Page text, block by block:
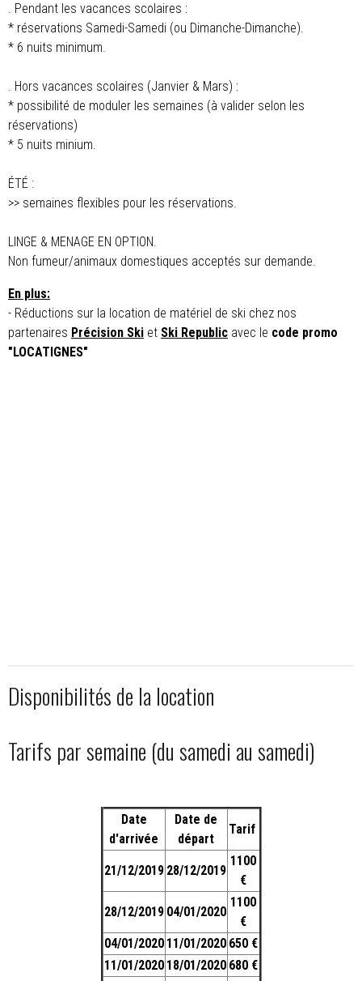
. Pendant les vacances scolaires :
* réservations Samedi-Samedi (ou Dimanche-Dimanche).
* 6 nuits minimum.
. Hors vacances scolaires (Janvier & Mars) :
* possibilité de moduler les semaines (à valider selon les
réservations)
* 5 nuits minium.
ÉTÉ :
>> semaines flexibles pour les réservations.
LINGE & MENAGE EN OPTION.
Non fumeur/animaux domestiques acceptés sur demande.
En plus:
- Réductions sur la location de matériel de ski chez nos
partenaires Précision Ski et Ski Republic avec le code promo
"LOCATIGNES"​
Disponibilités de la location
Tarifs par semaine (du samedi au samedi)
Date
d'arrivée
Date de
départ
Tarif
21/12/2019 28/12/2019
1100
€
28/12/2019 04/01/2020
1100
€
04/01/2020 11/01/2020 650 €
11/01/2020 18/01/2020 680 €